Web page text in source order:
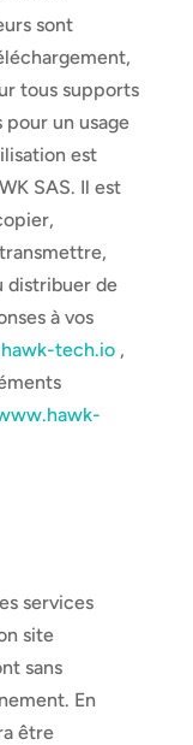
sont
tous supports
pour un usage
est
SAS. Il est
distribuer de
à vos
tech.io,
services
site
sans
En
être